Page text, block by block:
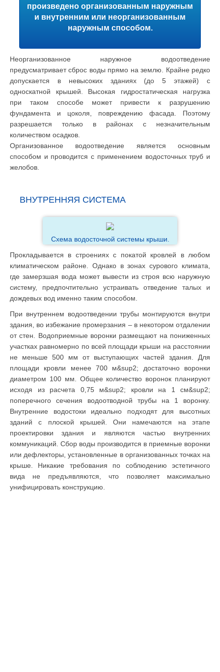
произведено организованным наружным
и внутренним или неорганизованным
наружным способом.
Неорганизованное наружное водоотведение
предусматривает сброс воды прямо на землю. Крайне редко
допускается в невысоких зданиях (до 5 этажей) с
односкатной крышей. Высокая гидростатическая нагрузка
при таком способе может привести к разрушению
фундамента и цоколя, повреждению фасада. Поэтому
разрешается только в районах с незначительным
количеством осадков.
Организованное водоотведение является основным
способом и проводится с применением водосточных труб и
желобов.
ВНУТРЕННЯЯ СИСТЕМА
Схема водосточной системы крыши.
Прокладывается в строениях с покатой кровлей в любом
климатическом районе. Однако в зонах сурового климата,
где замерзшая вода может вывести из строя всю наружную
систему, предпочтительно устраивать отведение талых и
дождевых вод именно таким способом.
При внутреннем водоотведении трубы монтируются внутри
здания, во избежание промерзания – в некотором отдалении
от стен. Водоприемные воронки размещают на пониженных
участках равномерно по всей площади крыши на расстоянии
не меньше 500 мм от выступающих частей здания. Для
площади кровли менее 700 м&sup2; достаточно воронки
диаметром 100 мм. Общее количество воронок планируют
исходя из расчета 0,75 м&sup2; кровли на 1 см&sup2;
поперечного сечения водоотводной трубы на 1 воронку.
Внутренние водостоки идеально подходят для высотных
зданий с плоской крышей. Они намечаются на этапе
проектировки здания и являются частью внутренних
коммуникаций. Сбор воды производится в приемные воронки
или дефлекторы, установленные в организованных точках на
крыше. Никакие требования по соблюдению эстетичного
вида не предъявляются, что позволяет максимально
унифицировать конструкцию.